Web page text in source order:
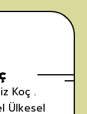
Koç .
Ülkesel